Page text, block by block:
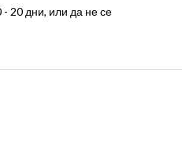
- 20 дни, или да не се